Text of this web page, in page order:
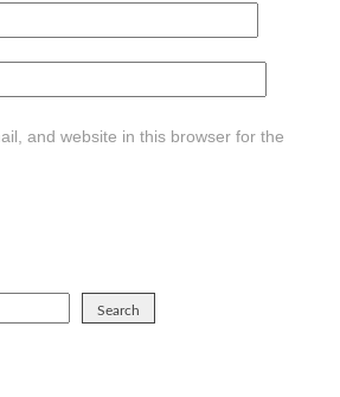
and website in this browser for the
Search